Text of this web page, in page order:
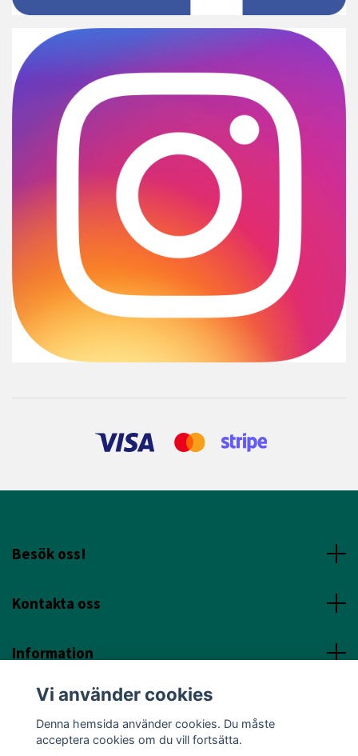
Besök oss!
Kontakta oss
Information
Sociala Media
Vi använder cookies
Denna hemsida använder cookies. Du måste
acceptera cookies om du vill fortsätta.